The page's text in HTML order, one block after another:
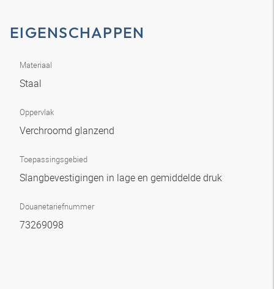
EIGENSCHAPPEN
Materiaal
Staal
Oppervlak
Verchroomd glanzend
Toepassingsgebied
Slangbevestigingen in lage en gemiddelde druk
Douanetariefnummer
73269098